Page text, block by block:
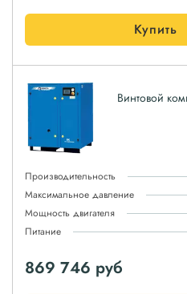
Купить
Винтовой
Производительность
Максимальное давление
Мощность двигателя
Питание
869 746 руб